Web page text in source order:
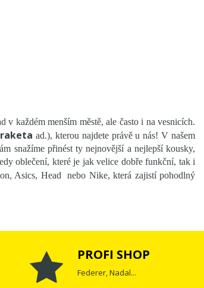
v každém menším městě, ale často i na vesnicích.
ad.), kterou najdete právě u nás! V našem
snažíme přinést ty nejnovější a nejlepší kousky,
oblečení, které je jak velice dobře funkční, tak i
Asics, Head nebo Nike, která zajistí pohodlný
PROFI SHOP
Federer, Nadal...